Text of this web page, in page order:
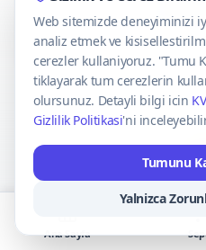
© 2025 CaseOnn.
VISA
Web sitemizde deneyiminizi
analiz etmek ve
cerezler kullaniyoruz. "Tumu
tiklayarak tum cerezlerin
olursunuz. Detayli bilgi icin
Gizlilik Politikasi'ni
Tumunu
Yalnizca
Ana Sayfa